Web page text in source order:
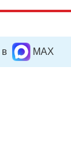
MAX